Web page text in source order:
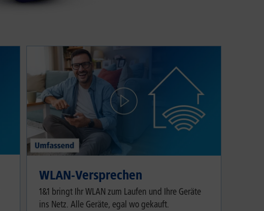
WLAN-Versprechen
1&1 bringt Ihr WLAN zum Laufen und Ihre Geräte
ins Netz. Alle Geräte, egal wo gekauft.